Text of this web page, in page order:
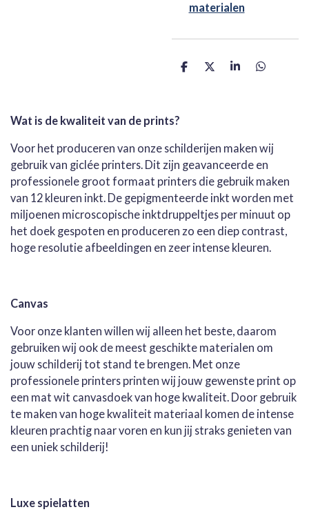
materialen
D
D
S
D
Wat is de kwaliteit van de prints?
Voor het produceren van onze schilderijen maken wij
gebruik van giclée printers. Dit zijn geavanceerde en
professionele groot formaat printers die gebruik maken
van 12 kleuren inkt. De gepigmenteerde inkt worden met
miljoenen microscopische inktdruppeltjes per minuut op
het doek gespoten en produceren zo een diep contrast,
hoge resolutie afbeeldingen en zeer intense kleuren.
Canvas
Voor onze klanten willen wij alleen het beste, daarom
gebruiken wij ook de meest geschikte materialen om
jouw schilderij tot stand te brengen. Met onze
professionele printers printen wij jouw gewenste print op
een mat wit canvasdoek van hoge kwaliteit. Door gebruik
te maken van hoge kwaliteit materiaal komen de intense
kleuren prachtig naar voren en kun jij straks genieten van
een uniek schilderij!
Luxe spielatten